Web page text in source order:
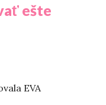
ešte
EVA